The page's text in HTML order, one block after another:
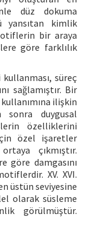
düz dokuma
yansıtan kimlik
bir araya
göre farklılık
süreç
sağlamıştır. Bir
ilişkin
sonra duygusal
özelliklerini
özel işaretler
çıkmıştır.
göre damgasını
XV. XVI.
üstün seviyesine
olarak süsleme
görülmüştür.